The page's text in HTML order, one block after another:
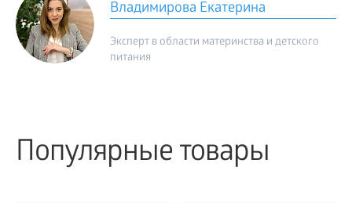
Владимирова Екатерина
Эксперт в области материнства и детского
питания
Популярные товары